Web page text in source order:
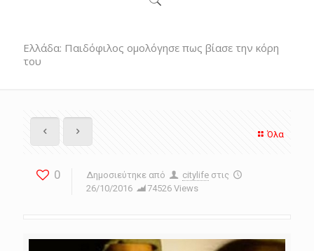
Ελλάδα: Παιδόφιλος ομολόγησε πως βίασε την κόρη
του
Όλα
0 Δημοσιεύτηκε από citylife στις
26/10/2016
74526 Views